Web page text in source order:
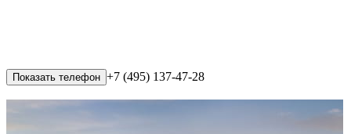
Показать телефон +7 (495) 137-47-28